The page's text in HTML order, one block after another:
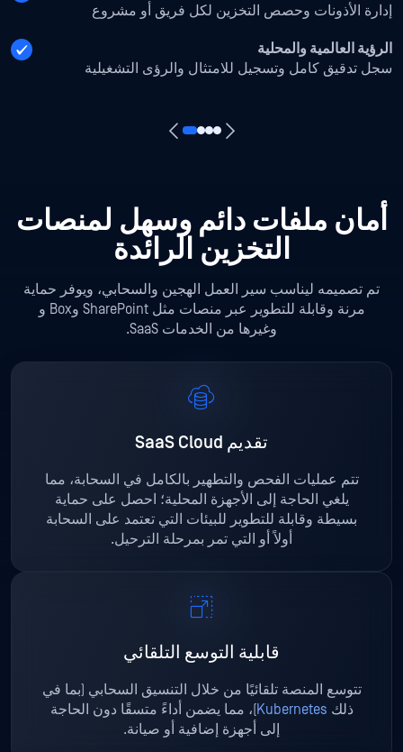
إدارة الأذونات وحصص التخزين لكل فريق أو مشروع
الرؤية العالمية والمحلية
سجل تدقيق كامل وتسجيل للامتثال والرؤى التشغيلية
أمان ملفات دائم وسهل لمنصات
التخزين الرائدة
تم تصميمه ليناسب سير العمل الهجين والسحابي، ويوفر حماية
مرنة وقابلة للتطوير عبر منصات مثل SharePoint وBox و
وغيرها من الخدمات SaaS.
تقديم SaaS Cloud
تتم عمليات الفحص والتطهير بالكامل في السحابة، مما
يلغي الحاجة إلى الأجهزة المحلية؛ احصل على حماية
بسيطة وقابلة للتطوير للبيئات التي تعتمد على السحابة
أولاً أو التي تمر بمرحلة الترحيل.
قابلية التوسع التلقائي
تتوسع المنصة تلقائيًا من خلال التنسيق السحابي (بما في
ذلك Kubernetes)، مما يضمن أداءً متسقًا دون الحاجة
إلى أجهزة إضافية أو صيانة.